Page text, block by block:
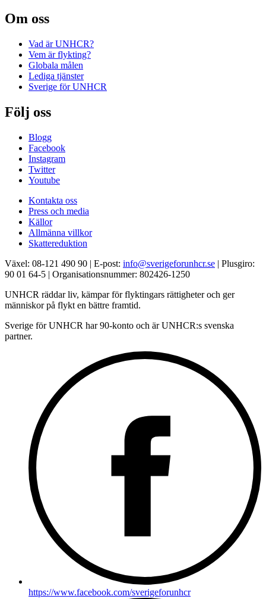
Om oss
Vad är UNHCR?
Vem är flykting?
Globala målen
Lediga tjänster
Sverige för UNHCR
Följ oss
Blogg
Facebook
Instagram
Twitter
Youtube
Kontakta oss
Press och media
Källor
Allmänna villkor
Skattereduktion
Växel: 08-121 490 90 | E-post: info@sverigeforunhcr.se | Plusgiro:
90 01 64-5 | Organisationsnummer: 802426-1250
UNHCR räddar liv, kämpar för flyktingars rättigheter och ger
människor på flykt en bättre framtid.
Sverige för UNHCR har 90-konto och är UNHCR:s svenska
partner.
https://www.facebook.com/sverigeforunhcr